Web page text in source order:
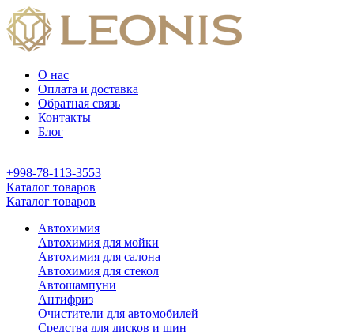
О нас
Оплата и доставка
Обратная связь
Контакты
Блог
+998-78-113-3553
Каталог товаров
Каталог товаров
Автохимия
Автохимия для мойки
Автохимия для салона
Автохимия для стекол
Автошампуни
Антифриз
Очистители для автомобилей
Средства для дисков и шин